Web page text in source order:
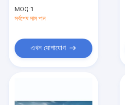
MOQ:1
সর্বশেষ দাম পান
এখন যোগাযোগ